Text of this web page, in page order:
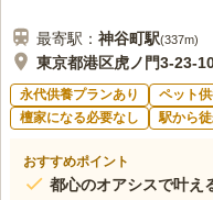
最寄駅： 神谷町駅(337m)
東京都港区虎ノ門3-23-
永代供養プランあり ペット
檀家になる必要なし
駅から
おすすめポイント
都心のオアシスで叶え